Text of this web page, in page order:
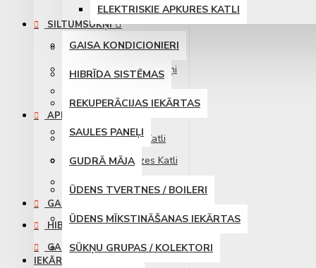
ELEKTRISKIE APKURES KATLI
GAISA KONDICIONIERI
HIBRĪDA SISTĒMAS
REKUPERĀCIJAS IEKĀRTAS
SAULES PANEĻI
GUDRĀ MĀJA
ŪDENS TVERTNES / BOILERI
ŪDENS MĪKSTINĀŠANAS IEKĀRTAS
SŪKŅU GRUPAS / KOLEKTORI
SILTUMSŪKŅI
Gaisa siltumsūkņi
Industriālie siltumsūkņi
APKURES KATLI
Gāzes Apkures Katli
Industriālie Gāzes Katli
Elektriskie Apkures Katli
GAISA KONDICIONIERI
HIBRĪDA SISTĒMAS
GAISA REKUPERĀCIJAS
IEKĀRTAS